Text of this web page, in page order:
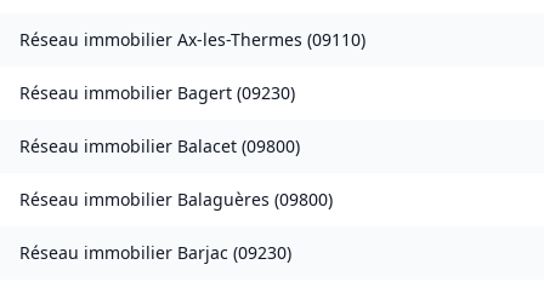
Réseau immobilier Ax-les-Thermes (09110)
Réseau immobilier Bagert (09230)
Réseau immobilier Balacet (09800)
Réseau immobilier Balaguères (09800)
Réseau immobilier Barjac (09230)